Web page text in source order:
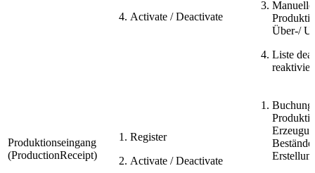
Activate / Deactivate
Über-/
Liste
Produktionseingang
(ProductionReceipt)
Register
Activate / Deactivate
Buchung